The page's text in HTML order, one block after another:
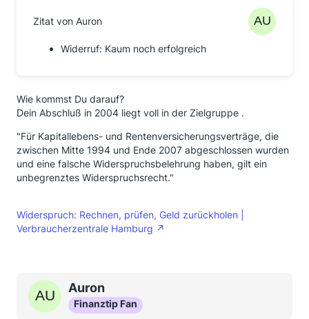
Zitat von Auron
Widerruf: Kaum noch erfolgreich
Wie kommst Du darauf?
Dein Abschluß in 2004 liegt voll in der Zielgruppe .
"Für Kapitallebens- und Rentenversicherungsverträge, die
zwischen Mitte 1994 und Ende 2007 abgeschlossen wurden
und eine falsche Widerspruchsbelehrung haben, gilt ein
unbegrenztes Widerspruchsrecht."
Widerspruch: Rechnen, prüfen, Geld zurückholen |
Verbraucherzentrale Hamburg
Auron
Finanztip Fan